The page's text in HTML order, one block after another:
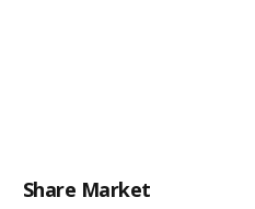
Share Market